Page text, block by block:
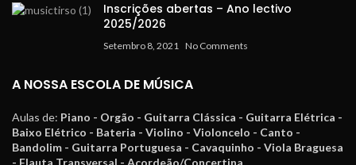
Inscrições abertas – Ano lectivo
2025/2026
Setembro 8, 2021 No Comments
A NOSSA ESCOLA DE MÚSICA
Aulas de: Piano - Orgão - Guitarra Clássica - Guitarra Elétrica -
Baixo Elétrico - Bateria - Violino - Violoncelo - Canto -
Bandolim - Guitarra Portuguesa - Cavaquinho - Viola Braguesa
- Flauta Transversal - Acordeão/Concertina